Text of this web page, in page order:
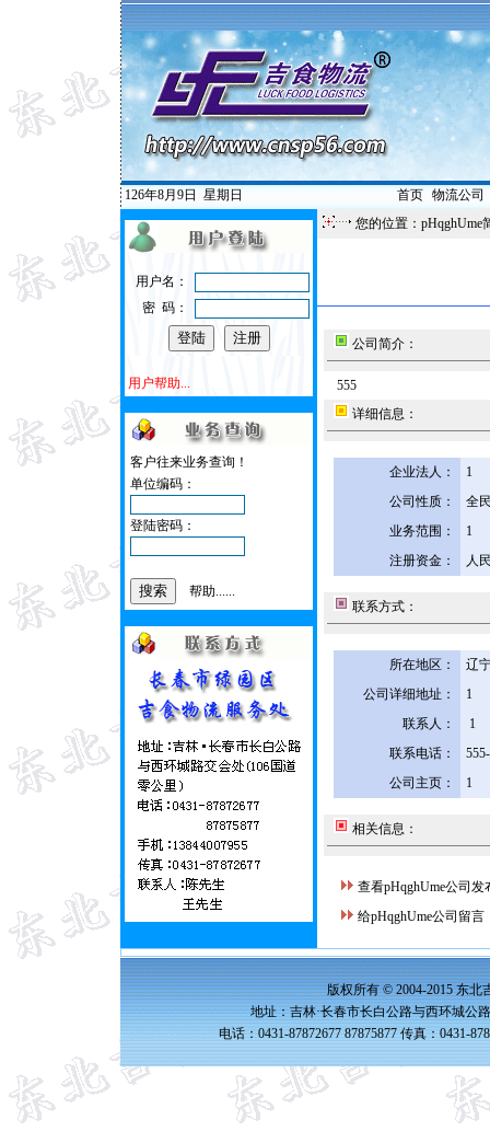
126年8月9日 星期日 首页| 物流公司
用户名：
密 码：
用户帮助...
客户往来业务查询！
单位编码：
登陆密码：
帮助......
您的位置：pHqghUme
公司简介：
555
详细信息：
企业法人：
1
公司性质：
全
业务范围：
1
注册资金：
人
联系方式：
所在地区：
辽
公司详细地址：
1
联系人：
1
联系电话：
公司主页：
1
相关信息：
查看pHqghUme公司发
给pHqghUme公司留言
版权所有 © 2004-2015 东北
地址：吉林·长春市长白公路与西环城公
电话：0431-87872677 87875877 传真：0431-